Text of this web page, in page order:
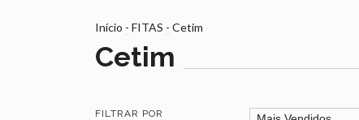
Início - FITAS - Cetim
Cetim
FILTRAR POR